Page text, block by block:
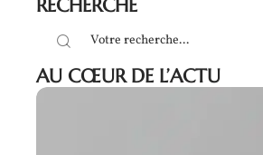
RECHERCHE
AU CŒUR DE L’ACTU